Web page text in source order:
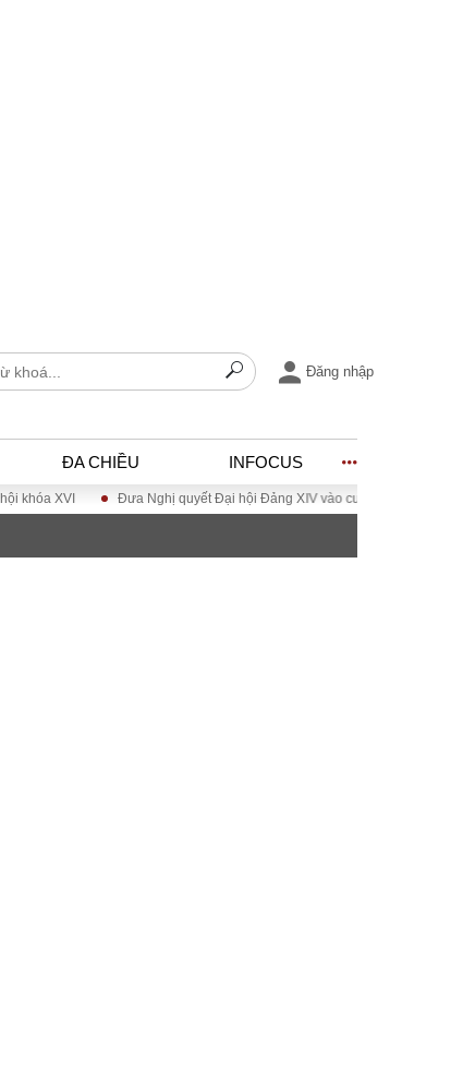
Đăng nhập
ĐA CHIỀU INFOCUS
thị
Đưa Nghị quyết Đại hội Đảng XIV vào cuộc sống